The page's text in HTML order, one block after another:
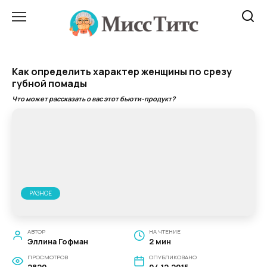
Как определить характер женщины по срезу
губной помады
Что может рассказать о вас этот бьюти-продукт?
РАЗНОЕ
АВТОР
Эллина Гофман
НА ЧТЕНИЕ
2 мин
ПРОСМОТРОВ ОПУБЛИКОВАНО